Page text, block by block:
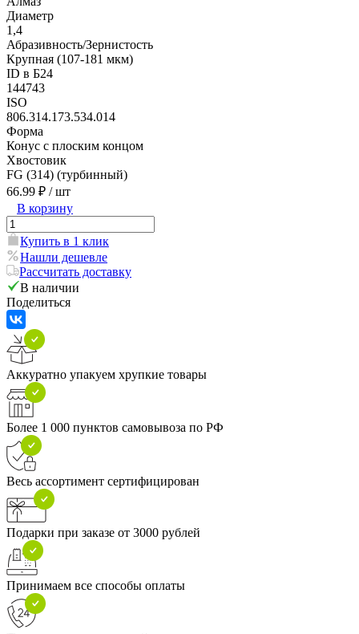
Диаметр
1,4
Абразивность/Зернистость
Крупная (107-181 мкм)
ID в Б24
144743
ISO
806.314.173.534.014
Форма
Конус с плоским концом
Хвостовик
FG (314) (турбинный)
66.99 ₽ / шт
В корзину
Купить в 1 клик
Нашли дешевле
Рассчитать доставку
В наличии
Поделиться
Аккуратно упакуем хрупкие товары
Более 1 000 пунктов самовывоза по РФ
Весь ассортимент сертифицирован
Подарки при заказе от 3000 рублей
Принимаем все способы оплаты